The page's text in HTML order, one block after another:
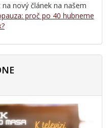
nový článek na našem
proč po 40 hubneme